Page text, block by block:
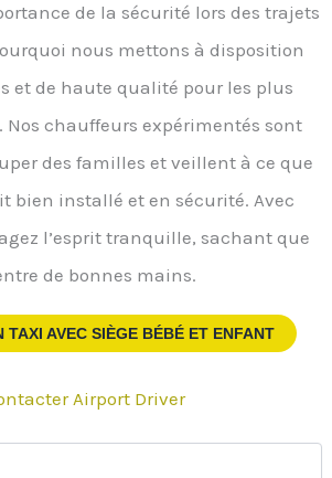
de la sécurité lors des trajets
nous mettons à disposition
et de haute qualité pour les plus
Nos chauffeurs expérimentés sont
des familles et veillent à ce que
bien installé et en sécurité. Avec
l’esprit tranquille, sachant que
de bonnes mains.
TAXI AVEC SIÈGE BÉBÉ ET ENFANT
Airport Driver